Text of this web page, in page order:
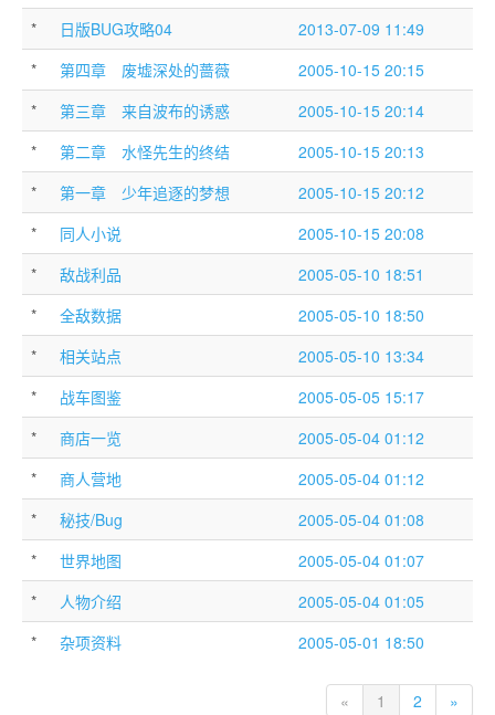
*
日版BUG攻略04
2013-07-09 11:49
*
第四章 废墟深处的蔷薇
2005-10-15 20:15
*
第三章 来自波布的诱惑
2005-10-15 20:14
*
第二章 水怪先生的终结
2005-10-15 20:13
*
第一章 少年追逐的梦想
2005-10-15 20:12
*
同人小说
2005-10-15 20:08
*
敌战利品
2005-05-10 18:51
*
全敌数据
2005-05-10 18:50
*
相关站点
2005-05-10 13:34
*
战车图鉴
2005-05-05 15:17
*
商店一览
2005-05-04 01:12
*
商人营地
2005-05-04 01:12
*
秘技/Bug
2005-05-04 01:08
*
世界地图
2005-05-04 01:07
*
人物介绍
2005-05-04 01:05
*
杂项资料 2005-05-01 18:50
« 1 2 »